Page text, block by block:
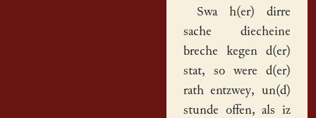
Swa h(er) dirre
sache diecheine
breche kegen d(er)
stat, so were d(er)
rath entzwey, un(d)
stunde offen, als iz